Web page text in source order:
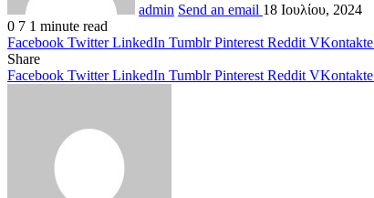
admin Send an email 18 Ιουλίου, 2024
0 7 1 minute read
Facebook Twitter LinkedIn Tumblr Pinterest Reddit VKontakte
Share
Facebook Twitter LinkedIn Tumblr Pinterest Reddit VKontakte